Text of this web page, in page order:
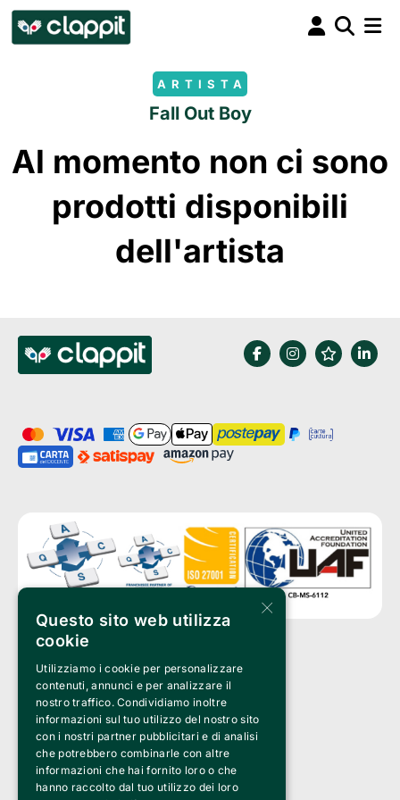
ARTISTA
Fall Out Boy
Al momento non ci sono
prodotti disponibili
dell'artista
Clappit è un marchio di proprietà di:
Bemils Srl
a Socio Unico
Via Fosse Ardeatine, 4 -20092 Cinisello Balsamo (MI)
PI 05589050961
Iscr. C.C.I.A.A. Milano R.E.A. 1833471
© 2010-2025 Bemils Srl - Tutti i diritti riservati
Credits:
×
Questo sito web utilizza
cookie
Utilizziamo i cookie per personalizzare
contenuti, annunci e per analizzare il
nostro traffico. Condividiamo inoltre
informazioni sul tuo utilizzo del nostro sito
con i nostri partner pubblicitari e di analisi
che potrebbero combinarle con altre
informazioni che hai fornito loro o che
hanno raccolto dal tuo utilizzo dei loro